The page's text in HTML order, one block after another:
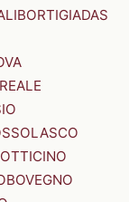
BORTIGIADAS
BOVEGNO